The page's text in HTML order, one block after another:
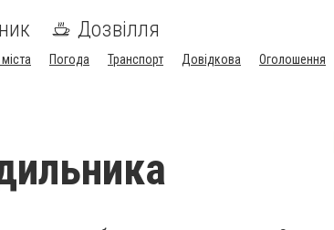
Дозвілля
Погода Транспорт Довідкова Оголошення